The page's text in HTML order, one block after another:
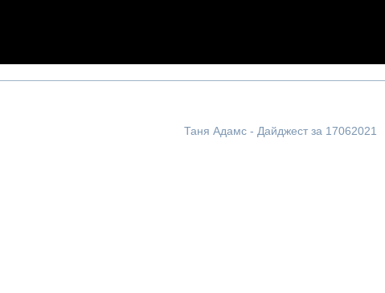
Таня Адамс - Дайджест за 17062021